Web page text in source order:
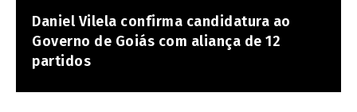
Daniel Vilela confirma candidatura ao
Governo de Goiás com aliança de 12
partidos